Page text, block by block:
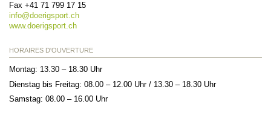
Fax +41 71 799 17 15
info@doerigsport.ch
www.doerigsport.ch
HORAIRES D'OUVERTURE
Montag: 13.30 – 18.30 Uhr
Dienstag bis Freitag: 08.00 – 12.00 Uhr / 13.30 – 18.30 Uhr
Samstag: 08.00 – 16.00 Uhr